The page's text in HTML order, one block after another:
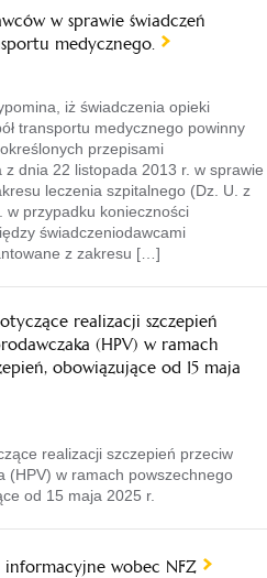
w sprawie świadczeń
medycznego.
iż świadczenia opieki
transportu medycznego powinny
przepisami
dnia 22 listopada 2013 r. w sprawie
leczenia szpitalnego (Dz. U. z
w przypadku konieczności
świadczeniodawcami
z zakresu […]
realizacji szczepień
(HPV) w ramach
obowiązujące od 15 maja
realizacji szczepień przeciw
(HPV) w ramach powszechnego
od 15 maja 2025 r.
wobec NFZ